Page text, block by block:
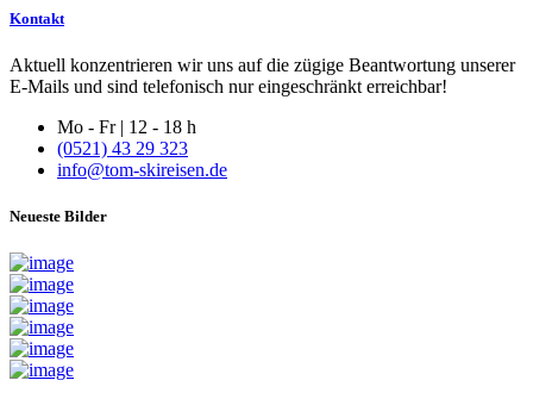
Kontakt
Aktuell konzentrieren wir uns auf die zügige Beantwortung unserer
E-Mails und sind telefonisch nur eingeschränkt erreichbar!
Mo - Fr | 12 - 18 h
(0521) 43 29 323
info@tom-skireisen.de
Neueste Bilder